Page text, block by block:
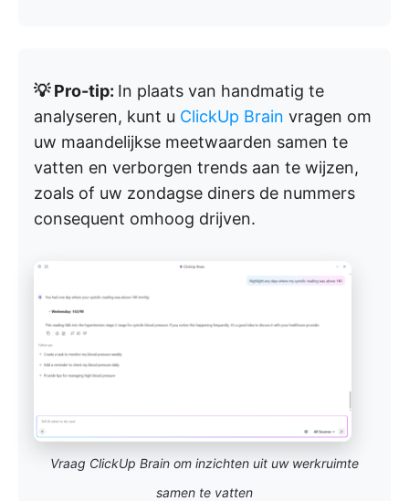
💡 Pro-tip: In plaats van handmatig te
analyseren, kunt u ClickUp Brain vragen om
uw maandelijkse meetwaarden samen te
vatten en verborgen trends aan te wijzen,
zoals of uw zondagse diners de nummers
consequent omhoog drijven.
Vraag ClickUp Brain om inzichten uit uw werkruimte
samen te vatten